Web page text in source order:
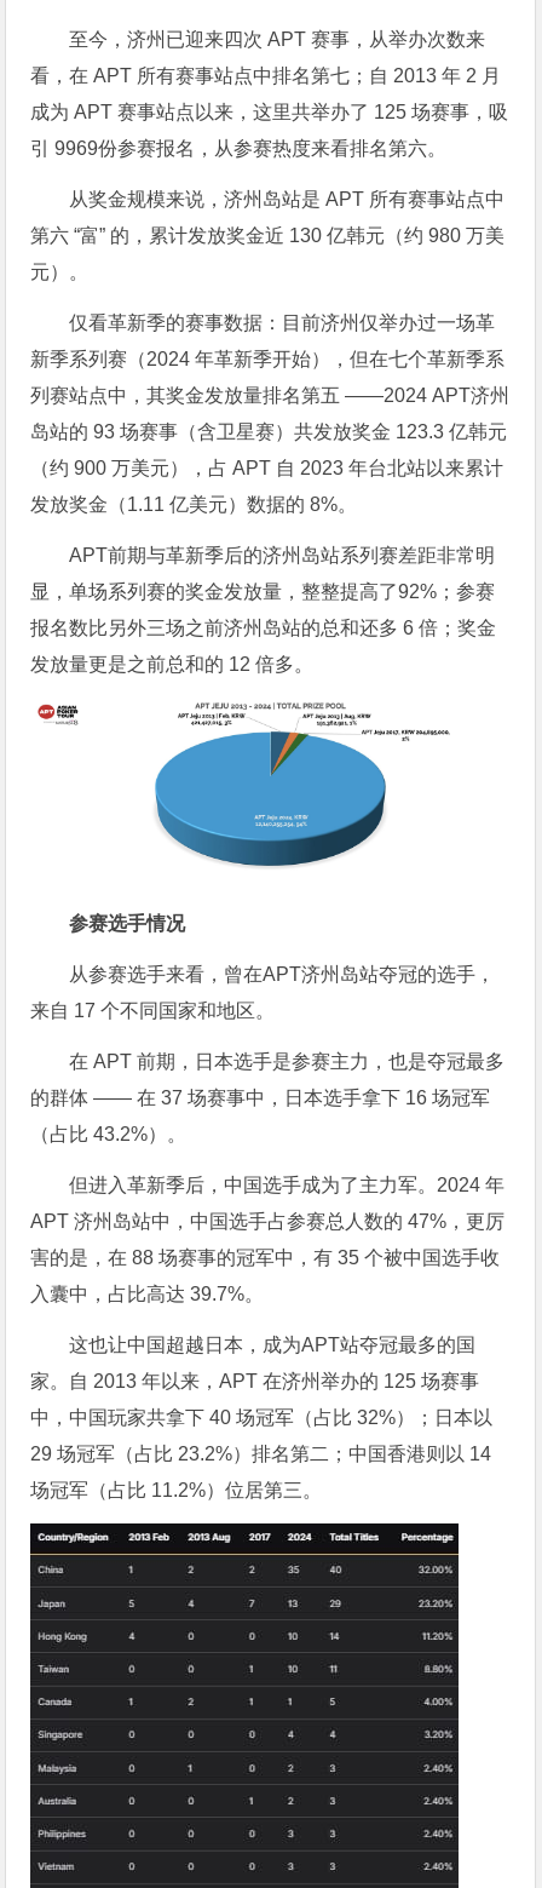
至今，济州已迎来四次 APT 赛事，从举办次数来
看，在 APT 所有赛事站点中排名第七；自 2013 年 2 月
成为 APT 赛事站点以来，这里共举办了 125 场赛事，吸
引 9969份参赛报名，从参赛热度来看排名第六。
从奖金规模来说，济州岛站是 APT 所有赛事站点中
第六 “富” 的，累计发放奖金近 130 亿韩元（约 980 万美
元）。
仅看革新季的赛事数据：目前济州仅举办过一场革
新季系列赛（2024 年革新季开始），但在七个革新季系
列赛站点中，其奖金发放量排名第五 ——2024 APT济州
岛站的 93 场赛事（含卫星赛）共发放奖金 123.3 亿韩元
（约 900 万美元），占 APT 自 2023 年台北站以来累计
发放奖金（1.11 亿美元）数据的 8%。
APT前期与革新季后的济州岛站系列赛差距非常明
显，单场系列赛的奖金发放量，整整提高了92%；参赛
报名数比另外三场之前济州岛站的总和还多 6 倍；奖金
发放量更是之前总和的 12 倍多。
参赛选手情况
从参赛选手来看，曾在APT济州岛站夺冠的选手，
来自 17 个不同国家和地区。
在 APT 前期，日本选手是参赛主力，也是夺冠最多
的群体 —— 在 37 场赛事中，日本选手拿下 16 场冠军
（占比 43.2%）。
但进入革新季后，中国选手成为了主力军。2024 年
APT 济州岛站中，中国选手占参赛总人数的 47%，更厉
害的是，在 88 场赛事的冠军中，有 35 个被中国选手收
入囊中，占比高达 39.7%。
这也让中国超越日本，成为APT站夺冠最多的国
家。自 2013 年以来，APT 在济州举办的 125 场赛事
中，中国玩家共拿下 40 场冠军（占比 32%）；日本以
29 场冠军（占比 23.2%）排名第二；中国香港则以 14
场冠军（占比 11.2%）位居第三。